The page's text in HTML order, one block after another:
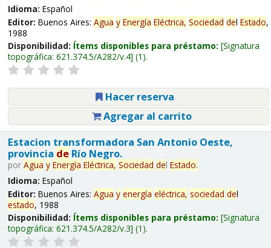
Idioma: Español
Editor: Buenos Aires: Agua y Energía Eléctrica, Sociedad del Estado,
1988
Disponibilidad: Ítems disponibles para préstamo: Signatura
topográfica: 621.374.5/A282/v.4 (1).
Hacer reserva
Agregar al carrito
Estacion transformadora San Antonio Oeste,
provincia deRío Negro.
por Agua y Energía Eléctrica, Sociedad del Estado.
Idioma: Español
Editor: Buenos Aires: Agua y energía eléctrica, sociedad del
estado, 1988
Disponibilidad: Ítems disponibles para préstamo: Signatura
topográfica: 621.374.5/A282/v.3 (1).